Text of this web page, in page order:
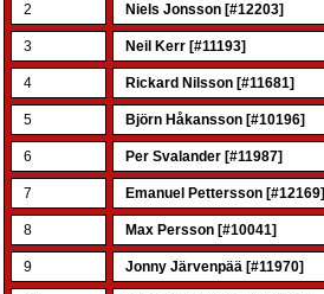
2 Niels Jonsson [#12203]
3 Neil Kerr [#11193]
4 Rickard Nilsson [#11681]
5 Björn Håkansson [#10196]
6 Per Svalander [#11987]
7 Emanuel Pettersson [#12169]
8 Max Persson [#10041]
9 Jonny Järvenpää [#11970]